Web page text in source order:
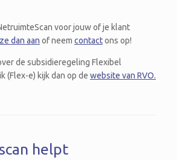
voor jouw of je klant
dan aan of neem contactons op!
de subsidieregeling Flexibel
(Flex-e) kijk dan op de website van RVO.
helpt